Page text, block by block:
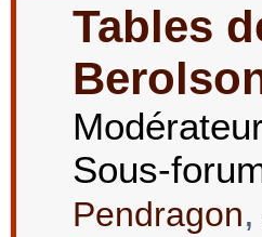
Tables
Sous-
Pendragon,